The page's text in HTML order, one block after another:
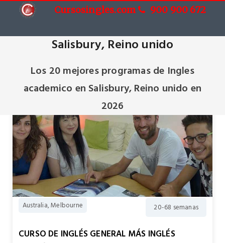
Cursosingles.com 900 900 672
Salisbury, Reino unido
Los 20 mejores programas de Ingles
academico en Salisbury, Reino unido en
2026
Australia, Melbourne 20-68 semanas
CURSO DE INGLÉS GENERAL MÁS INGLÉS